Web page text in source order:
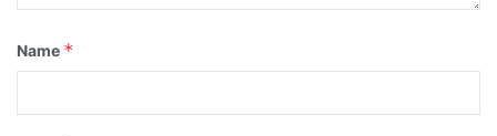
Name *